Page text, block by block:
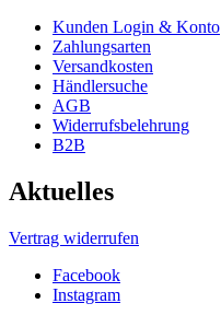
Kunden Login & Konto
Zahlungsarten
Versandkosten
Händlersuche
AGB
Widerrufsbelehrung
B2B
Aktuelles
Vertrag widerrufen
Facebook
Instagram